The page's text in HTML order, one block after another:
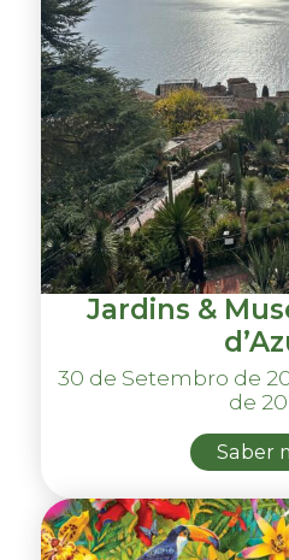
Jardins &
30 de Setembro de
de
Saber